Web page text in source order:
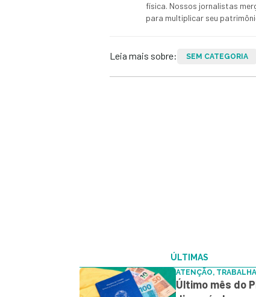
física. Nossos jornalistas
para multiplicar seu
Leia mais sobre: SEM CATEGORIA
ÚLTIMAS
ATENÇÃO,
Último mês do